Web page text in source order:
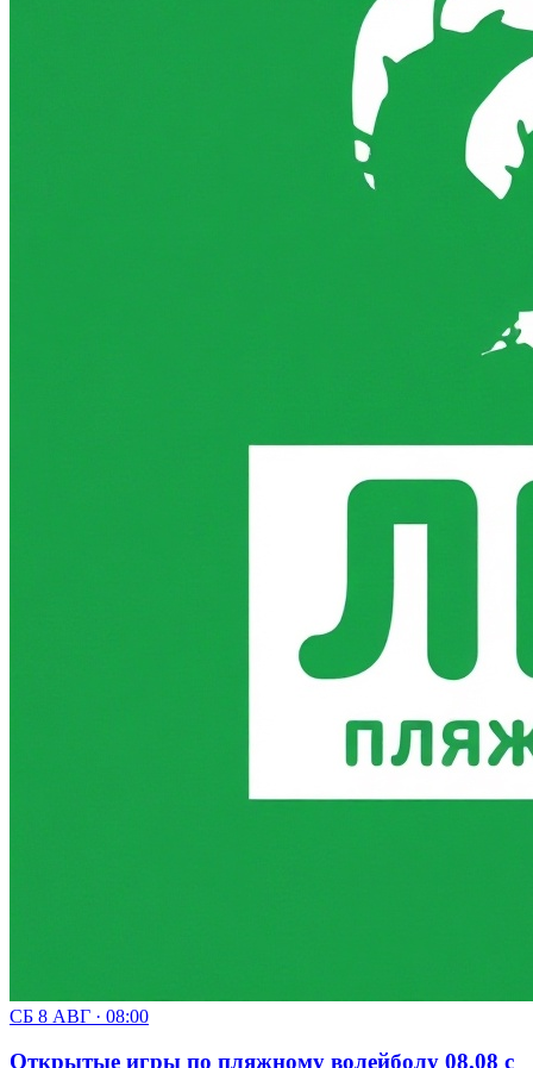
СБ 8 АВГ · 08:00
Открытые игры по пляжному волейболу 08.08 с